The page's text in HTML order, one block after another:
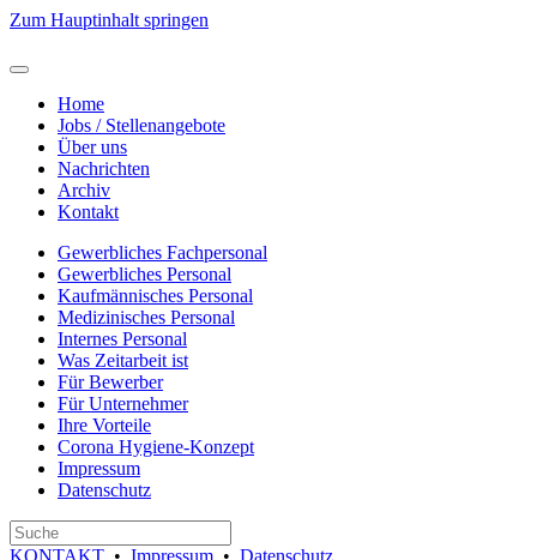
Zum Hauptinhalt springen
Home
Jobs / Stellenangebote
Über uns
Nachrichten
Archiv
Kontakt
Gewerbliches Fachpersonal
Gewerbliches Personal
Kaufmännisches Personal
Medizinisches Personal
Internes Personal
Was Zeitarbeit ist
Für Bewerber
Für Unternehmer
Ihre Vorteile
Corona Hygiene-Konzept
Impressum
Datenschutz
KONTAKT • Impressum • Datenschutz